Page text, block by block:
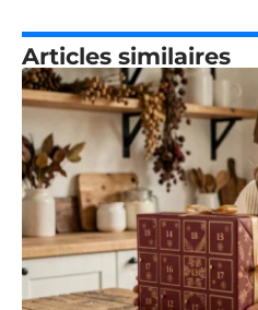
Articles similaires